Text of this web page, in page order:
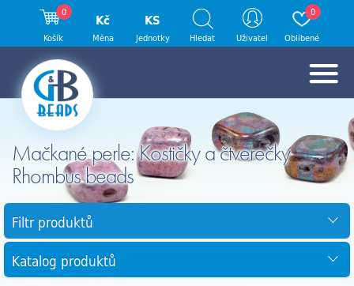
Mačkané perle: Kostičky a čtverečky
Rhombus beads
Filtr produktů
Katalog produktů
0
Košík
Kč
Měna
KS
Jednotky Hledat Uživatel
0
Oblíbené